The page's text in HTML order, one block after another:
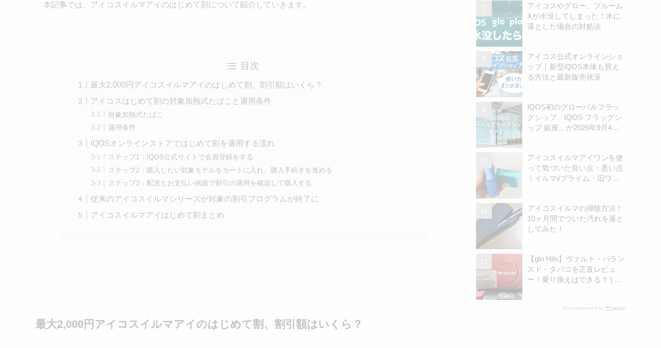
本記事では、アイコスイルマアイのはじめて割について紹介していきます。
目次
最大2,000円アイコスイルマアイのはじめて割、割引額はいくら？
アイコスはじめて割の対象加熱式たばこと適用条件
対象加熱式たばこ
適用条件
IQOSオンラインストアではじめて割を適用する流れ
ステップ1：IQOS公式サイトで会員登録をする
ステップ2：購入したい対象モデルをカートに入れ、購入手続きを進める
ステップ3：配送とお支払い画面で割引の適用を確認して購入する
従来のアイコスイルマシリーズが対象の割引プログラムが終了に
アイコスイルマアイはじめて割まとめ
最大2,000円アイコスイルマアイのはじめて割、割引額はいくら？
アイコスやグロー、プルーム
Xが水没してしまった！水に
落とした場合の対処法
アイコス公式オンラインショ
ップ｜新型iQOS本体も買え
る方法と最新販売状況
IQOS初のグローバルフラッ
グシップ「IQOS フラッグシ
ップ 銀座」が2026年9月4日
トアとの違いは？ | アイコス
さん
アイコスイルマアイワンを使
って気づいた良い点・悪い点
｜イルマi/プライム・旧ワン
アイコスイルマの掃除方法！
10ヶ月間でついた汚れを落と
してみた！
【glo Hilo】ヴァルト・バラン
スド・タバコを正直レビュ
ー！乗り換えはできる？ | ア
Recommended by